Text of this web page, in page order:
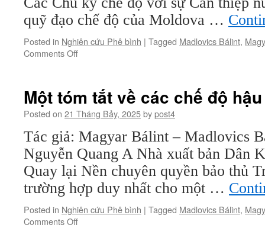
quỹ đạo chế độ của Moldova …
Posted in Nghiên cứu Phê bình | Tagged Madlovics Bálint,
Comments Offon
về
các
độ
hậu
cộng
sản
(kỳ
13
–
hết)
Một tóm tắt về các chế độ
Posted on 21 Tháng Bảy, 2025bypost4
Tác giả: Magyar Bálint – Madlovics
Nguyễn Quang A Nhà xuất bản Dân
Quay lại Nền chuyên quyền bảo thủ
trường hợp duy nhất cho một …
Posted in Nghiên cứu Phê bình | Tagged Madlovics Bálint,
Comments Offon